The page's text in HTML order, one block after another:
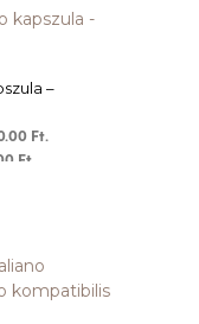
–
Ft.
Ft.